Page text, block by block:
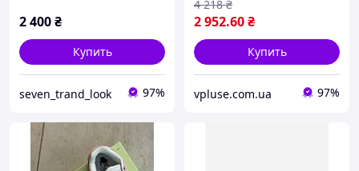
2 400₴
Купить
seven_trand_look 97%
кожа на массивной
2 952.60₴
4 218 ₴
Купить
vpluse.com.ua 97%